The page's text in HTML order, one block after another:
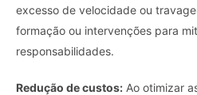
excesso de velocidade ou
formação ou intervenções para
responsabilidades.
Redução de custos: Ao otimizar